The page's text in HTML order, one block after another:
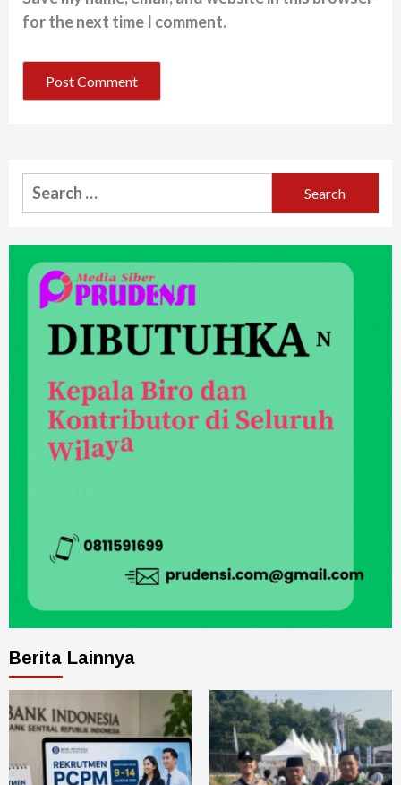
for the next time I comment.
Berita Lainnya